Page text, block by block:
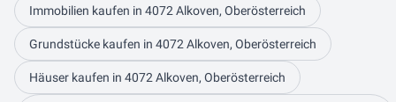
Immobilien kaufen in 4072 Alkoven, Oberösterreich
Grundstücke kaufen in 4072 Alkoven, Oberösterreich
Häuser kaufen in 4072 Alkoven, Oberösterreich